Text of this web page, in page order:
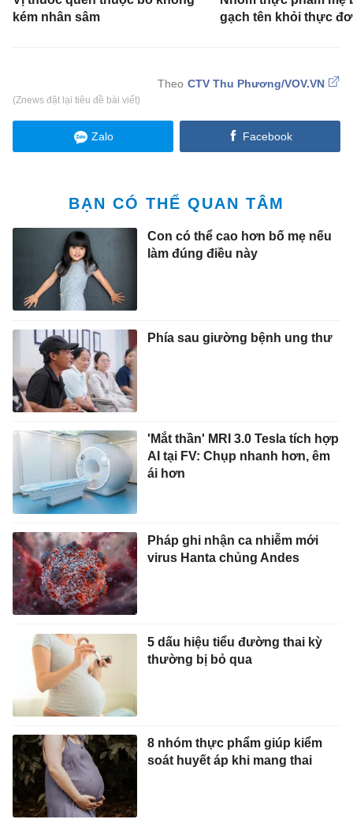
kém nhân sâm
gạch tên khỏi thực
CTV Thu Phương/VOV.VN
(Znews đặt lại tiêu đề bài viết)
Zalo Facebook
BẠN CÓ THỂ QUAN TÂM
Con có thể cao hơn bố mẹ nếu
làm đúng điều này
Phía sau giường bệnh ung thư
'Mắt thần' MRI 3.0 Tesla tích hợp
AI tại FV: Chụp nhanh hơn, êm
ái hơn
Pháp ghi nhận ca nhiễm mới
virus Hanta chủng Andes
5 dấu hiệu tiểu đường thai kỳ
thường bị bỏ qua
8 nhóm thực phẩm giúp kiểm
soát huyết áp khi mang thai